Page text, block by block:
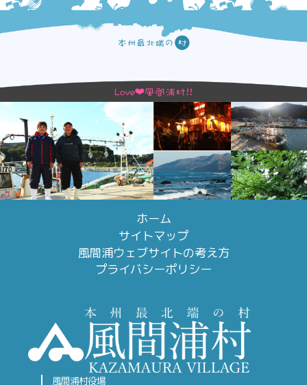
ホーム
サイトマップ
風間浦ウェブサイトの考え方
プライバシーポリシー
風間浦村役場